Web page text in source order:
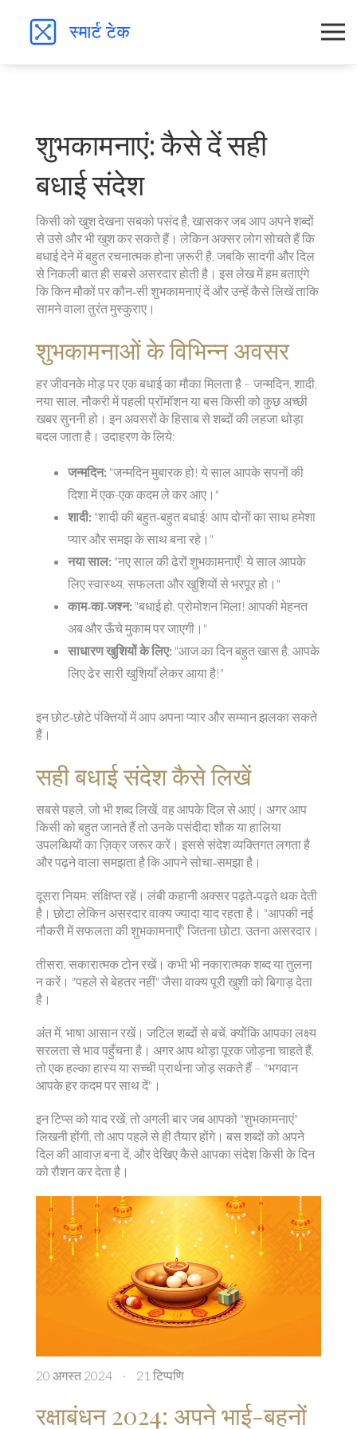
शुभकामनाएं: कैसे दें सही
बधाई संदेश
किसी को खुश देखना सबको पसंद है, खासकर जब आप अपने शब्दों
से उसे और भी खुश कर सकते हैं। लेकिन अक्सर लोग सोचते हैं कि
बधाई देने में बहुत रचनात्मक होना ज़रूरी है, जबकि सादगी और दिल
से निकली बात ही सबसे असरदार होती है। इस लेख में हम बताएंगे
कि किन मौकों पर कौन‑सी शुभकामनाएं दें और उन्हें कैसे लिखें ताकि
सामने वाला तुरंत मुस्कुराए।
शुभकामनाओं के विभिन्न अवसर
हर जीवनके मोड़ पर एक बधाई का मौका मिलता है – जन्मदिन, शादी,
नया साल, नौकरी में पहली प्रॉमॉशन या बस किसी को कुछ अच्छी
खबर सुननी हो। इन अवसरों के हिसाब से शब्दों की लहजा थोड़ा
बदल जाता है। उदाहरण के लिये:
जन्मदिन: "जन्मदिन मुबारक हो! ये साल आपके सपनों की
दिशा में एक-एक कदम ले कर आए।"
शादी: "शादी की बहुत‑बहुत बधाई! आप दोनों का साथ हमेशा
प्यार और समझ के साथ बना रहे।"
नया साल: "नए साल की ढेरों शुभकामनाएँ! ये साल आपके
लिए स्वास्थ्य, सफलता और खुशियों से भरपूर हो।"
काम‑का‑जश्न: "बधाई हो, प्रोमोशन मिला! आपकी मेहनत
अब और ऊँचे मुकाम पर जाएगी।"
साधारण खुशियों के लिए: "आज का दिन बहुत खास है, आपके
लिए ढेर सारी खुशियाँ लेकर आया है!"
इन छोट‑छोटे पंक्तियों में आप अपना प्यार और सम्मान झलका सकते
हैं।
सही बधाई संदेश कैसे लिखें
सबसे पहले, जो भी शब्द लिखें, वह आपके दिल से आएं। अगर आप
किसी को बहुत जानते हैं तो उनके पसंदीदा शौक या हालिया
उपलब्धियों का ज़िक्र जरूर करें। इससे संदेश व्यक्तिगत लगता है
और पढ़ने वाला समझता है कि आपने सोचा‑समझा है।
दूसरा नियम: संक्षिप्त रहें। लंबी कहानी अक्सर पढ़ते‑पढ़ते थक देती
है। छोटा लेकिन असरदार वाक्य ज्यादा याद रहता है। "आपकी नई
नौकरी में सफलता की शुभकामनाएँ" जितना छोटा, उतना असरदार।
तीसरा, सकारात्मक टोन रखें। कभी भी नकारात्मक शब्द या तुलना
न करें। "पहले से बेहतर नहीं" जैसा वाक्य पूरी खुशी को बिगाड़ देता
है।
अंत में, भाषा आसान रखें। जटिल शब्दों से बचें, क्योंकि आपका लक्ष्य
सरलता से भाव पहुँचना है। अगर आप थोड़ा पूरक जोड़ना चाहते हैं,
तो एक हल्का हास्य या सच्ची प्रार्थना जोड़ सकते हैं – "भगवान
आपके हर कदम पर साथ दें"।
इन टिप्स को याद रखें, तो अगली बार जब आपको "शुभकामनाएं"
लिखनी होंगी, तो आप पहले से ही तैयार होंगे। बस शब्दों को अपने
दिल की आवाज़ बना दें, और देखिए कैसे आपका संदेश किसी के दिन
को रौशन कर देता है।
20 अगस्त 2024 · 21 टिप्पणि
रक्षाबंधन 2024: अपने भाई-बहनों